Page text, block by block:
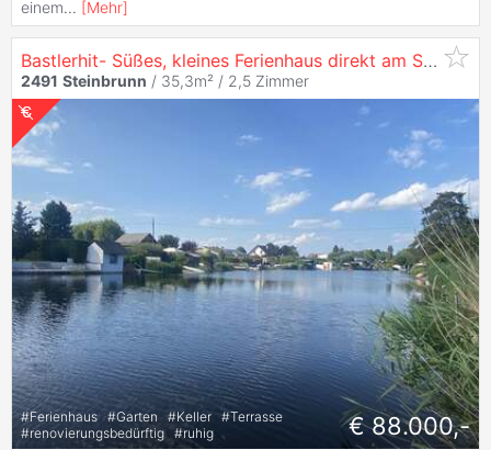
einem... [Mehr]
Bastlerhit- Süßes, kleines Ferienhaus direkt am See, Ihr
2491 Steinbrunn / 35,3m² / 2,5 Zimmer
#Ferienhaus #Garten #Keller #Terrasse
#renovierungsbedürftig #ruhig € 88.000,-